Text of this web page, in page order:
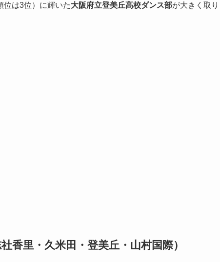
位は3位）に輝いた大阪府立登美丘高校ダンス部が大きく取り
香里・久米田・登美丘・山村国際）